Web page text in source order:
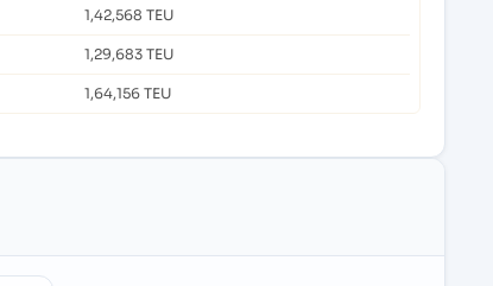
1,42,568 TEU
1,29,683 TEU
1,64,156 TEU